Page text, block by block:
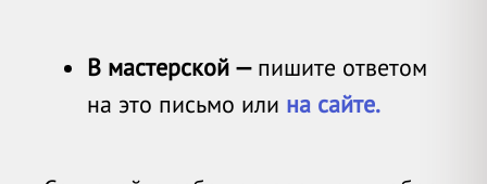
В мастерской — пишите ответом
на это письмо или на сайте.